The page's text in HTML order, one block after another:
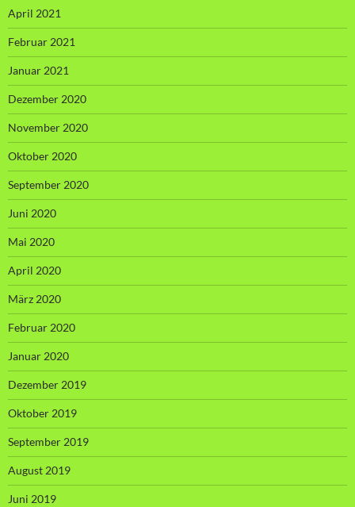
April 2021
Februar 2021
Januar 2021
Dezember 2020
November 2020
Oktober 2020
September 2020
Juni 2020
Mai 2020
April 2020
März 2020
Februar 2020
Januar 2020
Dezember 2019
Oktober 2019
September 2019
August 2019
Juni 2019